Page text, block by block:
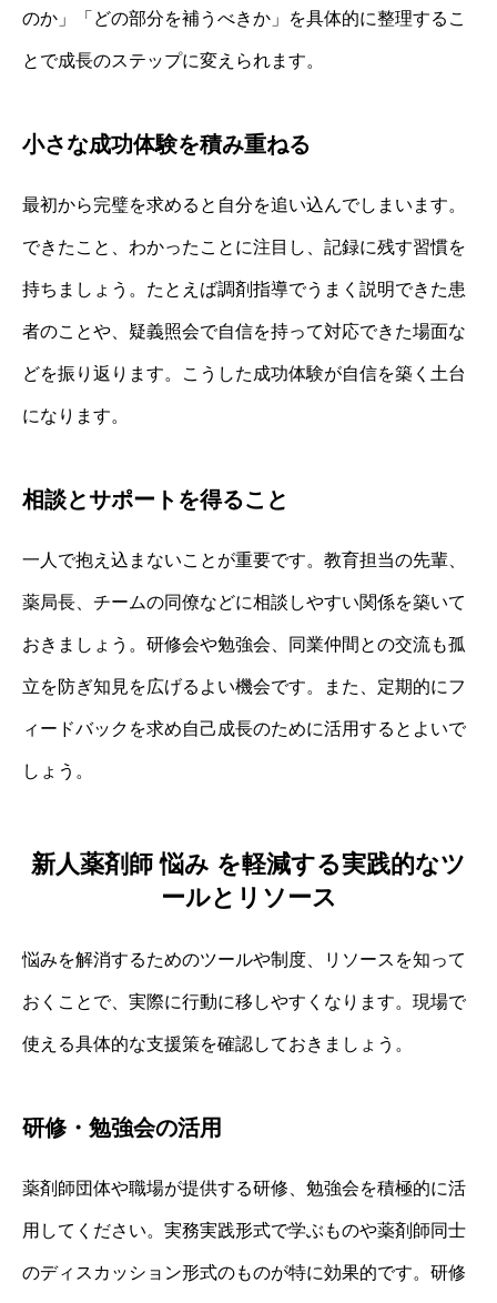
のか」「どの部分を補うべきか」を具体的に整理するこ
とで成長のステップに変えられます。
小さな成功体験を積み重ねる
最初から完璧を求めると自分を追い込んでしまいます。
できたこと、わかったことに注目し、記録に残す習慣を
持ちましょう。たとえば調剤指導でうまく説明できた患
者のことや、疑義照会で自信を持って対応できた場面な
どを振り返ります。こうした成功体験が自信を築く土台
になります。
相談とサポートを得ること
一人で抱え込まないことが重要です。教育担当の先輩、
薬局長、チームの同僚などに相談しやすい関係を築いて
おきましょう。研修会や勉強会、同業仲間との交流も孤
立を防ぎ知見を広げるよい機会です。また、定期的にフ
ィードバックを求め自己成長のために活用するとよいで
しょう。
新人薬剤師 悩み を軽減する実践的なツ
ールとリソース
悩みを解消するためのツールや制度、リソースを知って
おくことで、実際に行動に移しやすくなります。現場で
使える具体的な支援策を確認しておきましょう。
研修・勉強会の活用
薬剤師団体や職場が提供する研修、勉強会を積極的に活
用してください。実務実践形式で学ぶものや薬剤師同士
のディスカッション形式のものが特に効果的です。研修